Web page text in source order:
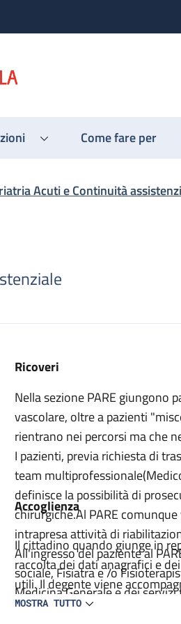
Come fare per
Acuti e Continuità
Descrizione
Ricoveri
Nella sezione PARE giungono
vascolare, oltre a pazienti
rientrano nei percorsi ma che
I pazienti, previa richiesta di
team
definisce la possibilità di
chirurgiche.Al PARE
intrapresa attività di
All'ingresso del paziente al
sociale, Fisiatra e /o
Medicina Generale e dei
questo piano che definisce le
Accoglienza
Il cittadino quando giunge in
raccolta dei dati anagrafici e
utili. Il degente viene
infermiere. Viene compilata la
MOSTRA TUTTO